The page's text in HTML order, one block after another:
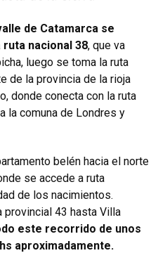
de Catamarca se
nacional 38, que va
luego se toma la ruta
de la provincia de la rioja
donde conecta con la ruta
la comuna de Londres y
belén hacia el norte
se accede a ruta
de los nacimientos.
provincial 43 hasta Villa
este recorrido de unos
aproximadamente.